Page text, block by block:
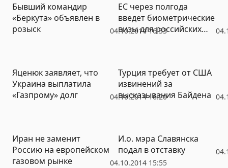
04.10.2014 16:33
Бывший командир
«Беркута» объявлен в
розыск
ЕС через полгода
введет биометрические
визы для российских
04.10.2014 16:20
Яценюк заявляет, что
Украина выплатила
«Газпрому» долг
Турция требует от США
извинений за
высказывания Байдена
04.10.2014 15:55
Иран не заменит
Россию на европейском
газовом рынке
И.о. мэра Славянска
подал в отставку